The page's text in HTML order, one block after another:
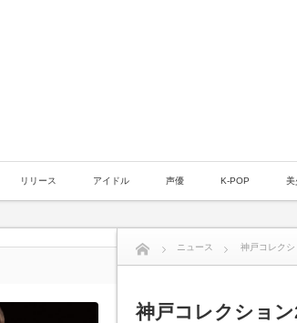
リリース アイドル 声優 K-POP 美
ニュース 神戸コレクシ
神戸コレクショ